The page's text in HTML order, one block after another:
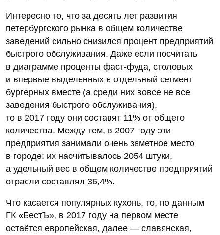
Интересно то, что за десять лет развития
петербургского рынка в общем количестве
заведений сильно снизился процент предприятий
быстрого обслуживания. Даже если посчитать
в диаграмме проценты фаст-фуда, столовых
и впервые выделенных в отдельный сегмент
бургерных вместе (а среди них вовсе не все
заведения быстрого обслуживания),
то в 2017 году они составят 11% от общего
количества. Между тем, в 2007 году эти
предприятия занимали очень заметное место
в городе: их насчитывалось 2054 штуки,
а удельный вес в общем количестве предприятий
отрасли составлял 36,4%.
Что касается популярных кухонь, то, по данным
ГК «БестЪ», в 2017 году на первом месте
остаётся европейская, далее — славянская,